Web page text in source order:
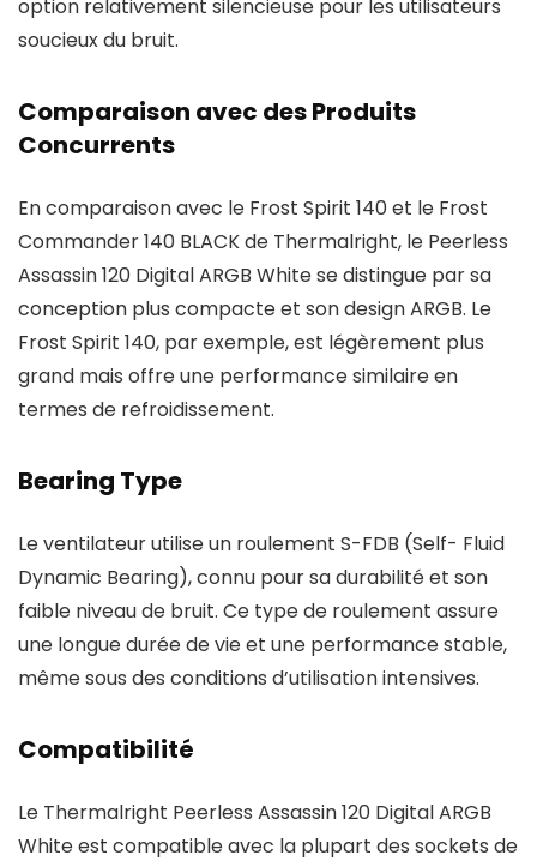
option relativement silencieuse pour les utilisateurs
soucieux du bruit.
Comparaison avec des Produits
Concurrents
En comparaison avec le Frost Spirit 140 et le Frost
Commander 140 BLACK de Thermalright, le Peerless
Assassin 120 Digital ARGB White se distingue par sa
conception plus compacte et son design ARGB. Le
Frost Spirit 140, par exemple, est légèrement plus
grand mais offre une performance similaire en
termes de refroidissement.
Bearing Type
Le ventilateur utilise un roulement S-FDB (Self- Fluid
Dynamic Bearing), connu pour sa durabilité et son
faible niveau de bruit. Ce type de roulement assure
une longue durée de vie et une performance stable,
même sous des conditions d’utilisation intensives.
Compatibilité
Le Thermalright Peerless Assassin 120 Digital ARGB
White est compatible avec la plupart des sockets de